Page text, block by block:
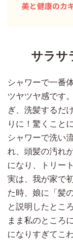
サラサ
シャワーで一番
ツヤツヤ感です
ぎ、洗髪するだ
りに！驚くこと
シャワーで洗い
れ、頭髪の汚れ
になり、トリー
実は、我が家で
た時、娘に「髪
と説明したとこ
まま私のところ
になりすぎてこ